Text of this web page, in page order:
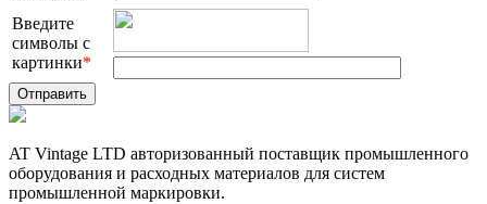
Введите
символы с
картинки*
AT Vintage LTD авторизованный поставщик промышленного
оборудования и расходных материалов для систем
промышленной маркировки.